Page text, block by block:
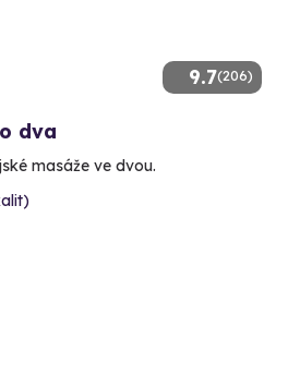
9.7(206)
dva
masáže ve dvou.